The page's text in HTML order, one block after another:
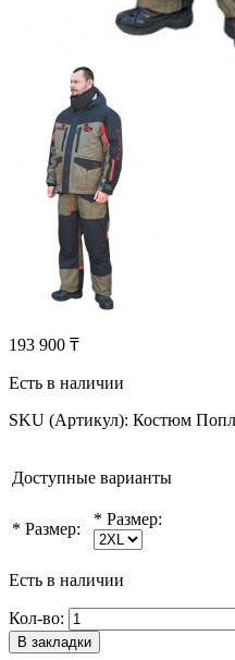
193 900 ₸
Есть в наличии
SKU (Артикул): Костюм
Доступные варианты
* Размер:
* Размер:
Есть в наличии
Кол-во:
В закладки